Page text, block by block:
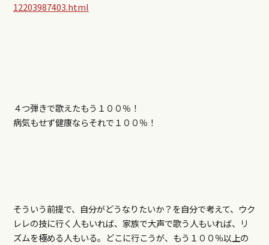
12203987403.html
４つ弾きで歌えたもう１００％！
病気もせず健康ならそれで１００％！
そういう前提で、自分がどうなりたいか？を自分で考えて、ウク
レレの技に行く人もいれば、家族で大声で歌う人もいれば、リ
ズムを極める人もいる。どこに行こうが、もう１００％以上の